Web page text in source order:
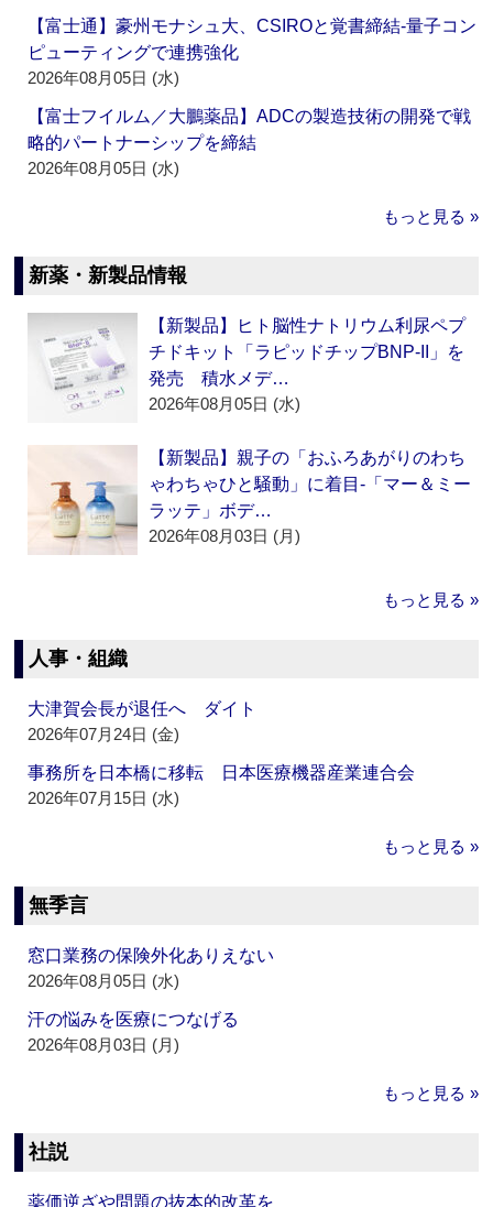
【富士通】豪州モナシュ大、CSIROと覚書締結‐量子コン
ピューティングで連携強化
2026年08月05日 (水)
【富士フイルム／大鵬薬品】ADCの製造技術の開発で戦
略的パートナーシップを締結
2026年08月05日 (水)
もっと見る »
新薬・新製品情報
【新製品】ヒト脳性ナトリウム利尿ペプ
チドキット「ラピッドチップBNP-II」を
発売 積水メデ…
2026年08月05日 (水)
【新製品】親子の「おふろあがりのわち
ゃわちゃひと騒動」に着目‐「マー＆ミー
ラッテ」ボデ…
2026年08月03日 (月)
もっと見る »
人事・組織
大津賀会長が退任へ ダイト
2026年07月24日 (金)
事務所を日本橋に移転 日本医療機器産業連合会
2026年07月15日 (水)
もっと見る »
無季言
窓口業務の保険外化ありえない
2026年08月05日 (水)
汗の悩みを医療につなげる
2026年08月03日 (月)
もっと見る »
社説
薬価逆ざや問題の抜本的改革を